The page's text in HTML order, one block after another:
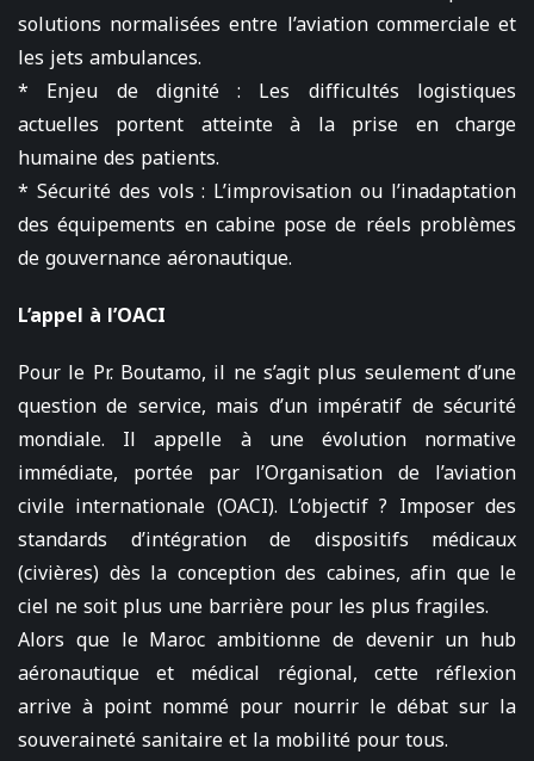
solutions normalisées entre l’aviation commerciale et
les jets ambulances.
* Enjeu de dignité : Les difficultés logistiques
actuelles portent atteinte à la prise en charge
humaine des patients.
* Sécurité des vols : L’improvisation ou l’inadaptation
des équipements en cabine pose de réels problèmes
de gouvernance aéronautique.
L’appel à l’OACI
Pour le Pr. Boutamo, il ne s’agit plus seulement d’une
question de service, mais d’un impératif de sécurité
mondiale. Il appelle à une évolution normative
immédiate, portée par l’Organisation de l’aviation
civile internationale (OACI). L’objectif ? Imposer des
standards d’intégration de dispositifs médicaux
(civières) dès la conception des cabines, afin que le
ciel ne soit plus une barrière pour les plus fragiles.
Alors que le Maroc ambitionne de devenir un hub
aéronautique et médical régional, cette réflexion
arrive à point nommé pour nourrir le débat sur la
souveraineté sanitaire et la mobilité pour tous.